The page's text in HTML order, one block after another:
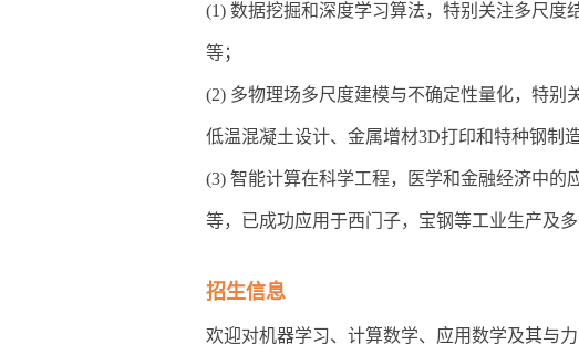
(1) 数据挖掘和深度学习算法，特别关注多尺度
等；
(2) 多物理场多尺度建模与不确定性量化，特
低温混凝土设计、金属增材3D打印和特种钢制
(3) 智能计算在科学工程，医学和金融经济中的
等，已成功应用于西门子，宝钢等工业生产及
招生信息
欢迎对机器学习、计算数学、应用数学及其与